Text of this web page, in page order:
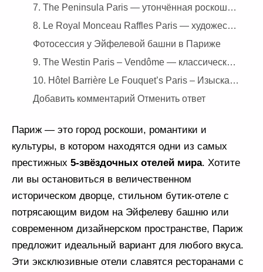
7. The Peninsula Paris — утончённая роскошь с видами на Триумфальную арку
8. Le Royal Monceau Raffles Paris — художественная роскошь с безупречным сервисом
Фотосессия у Эйфелевой башни в Париже
9. The Westin Paris – Vendôme — классическая парижская роскошь с видом на Лувр
10. Hôtel Barrière Le Fouquet’s Paris – Изысканная элегантность и гламур
Добавить комментарий Отменить ответ
Париж — это город роскоши, романтики и
культуры, в котором находятся одни из самых
престижных 5-звёздочных отелей мира. Хотите
ли вы остановиться в величественном
историческом дворце, стильном бутик-отеле с
потрясающим видом на Эйфелеву башню или
современном дизайнерском пространстве, Париж
предложит идеальный вариант для любого вкуса.
Эти эксклюзивные отели славятся ресторанами с